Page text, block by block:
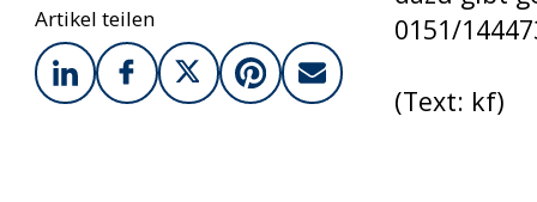
Artikel teilen
0151/
(Text: kf)